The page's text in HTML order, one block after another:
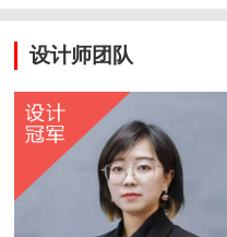
设计师团队